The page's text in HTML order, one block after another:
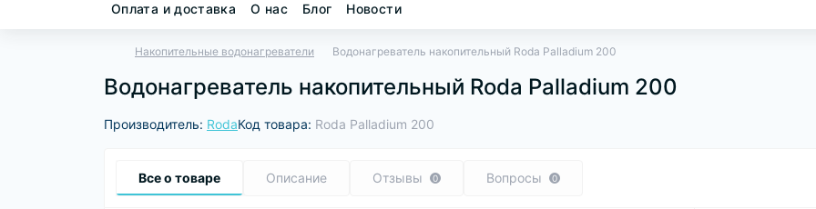
Оплата и доставка О нас Блог Новости
Накопительные водонагреватели Водонагреватель накопительный Roda Palladium 200
Водонагреватель накопительный Roda Palladium 200
Производитель: RodaКод товара: Roda Palladium 200
Все о товаре Описание Отзывы 0 Вопросы 0